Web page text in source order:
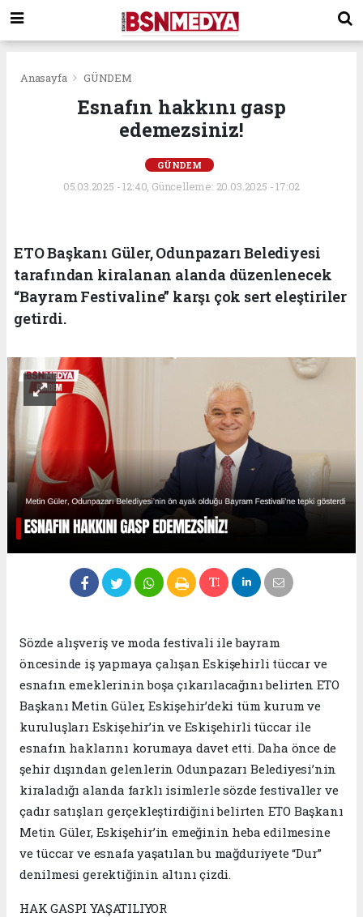
Anasayfa GÜNDEM
Esnafın hakkını gasp
edemezsiniz!
GÜNDEM
05.03.2025 - 12:40, Güncelleme: 20.03.2025 - 17:02
ETO Başkanı Güler, Odunpazarı Belediyesi
tarafından kiralanan alanda düzenlenecek
“Bayram Festivaline” karşı çok sert eleştiriler
getirdi.
Sözde alışveriş ve moda festivali ile bayram
öncesinde iş yapmaya çalışan Eskişehirli tüccar ve
esnafın emeklerinin boşa çıkarılacağını belirten ETO
Başkanı Metin Güler, Eskişehir’deki tüm kurum ve
kuruluşları Eskişehir’in ve Eskişehirli tüccar ile
esnafın haklarını korumaya davet etti. Daha önce de
şehir dışından gelenlerin Odunpazarı Belediyesi’nin
kiraladığı alanda farklı isimlerle sözde festivaller ve
çadır satışları gerçekleştirdiğini belirten ETO Başkanı
Metin Güler, Eskişehir’in emeğinin heba edilmesine
ve tüccar ve esnafa yaşatılan bu mağduriyete “Dur”
denilmesi gerektiğinin altını çizdi.
HAK GASPI YAŞATILIYOR